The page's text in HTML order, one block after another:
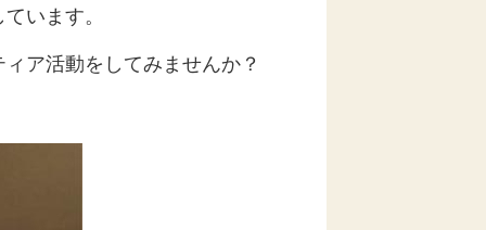
います。
ア活動をしてみませんか？